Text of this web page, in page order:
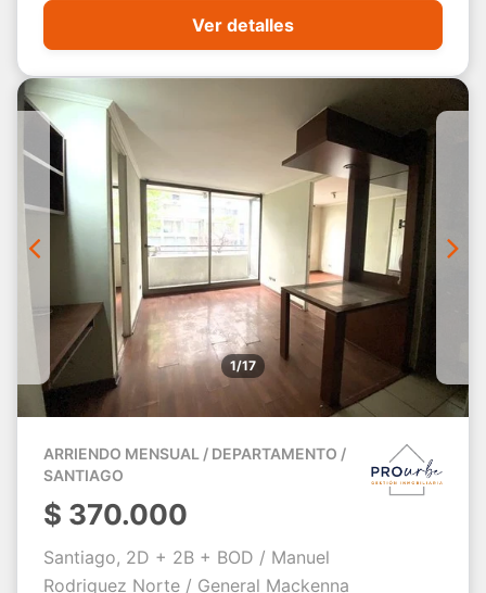
Ver detalles
1/17
ARRIENDO MENSUAL / DEPARTAMENTO /
SANTIAGO
$ 370.000
Santiago, 2D + 2B + BOD / Manuel
Rodriguez Norte / General Mackenna